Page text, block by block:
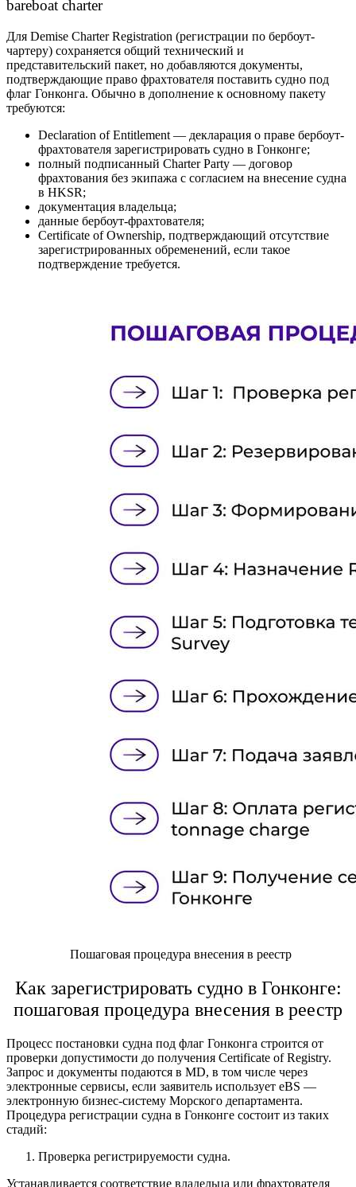
bareboat charter
Для Demise Charter Registration (регистрации по бербоут-
чартеру) сохраняется общий технический и
представительский пакет, но добавляются документы,
подтверждающие право фрахтователя поставить судно под
флаг Гонконга. Обычно в дополнение к основному пакету
требуются:
Declaration of Entitlement — декларация о праве бербоут-
фрахтователя зарегистрировать судно в Гонконге;
полный подписанный Charter Party — договор
фрахтования без экипажа с согласием на внесение судна
в HKSR;
документация владельца;
данные бербоут-фрахтователя;
Certificate of Ownership, подтверждающий отсутствие
зарегистрированных обременений, если такое
подтверждение требуется.
Пошаговая процедура внесения в реестр
Как зарегистрировать судно в Гонконге:
пошаговая процедура внесения в реестр
Процесс постановки судна под флаг Гонконга строится от
проверки допустимости до получения Certificate of Registry.
Запрос и документы подаются в MD, в том числе через
электронные сервисы, если заявитель использует eBS —
электронную бизнес-систему Морского департамента.
Процедура регистрации судна в Гонконге состоит из таких
стадий:
Проверка регистрируемости судна.
Устанавливается соответствие владельца или фрахтователя